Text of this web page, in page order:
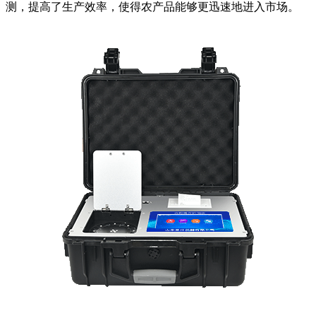
测，提高了生产效率，使得农产品能够更迅速地进入市场。